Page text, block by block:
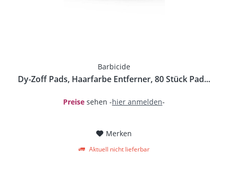
Barbicide
Dy-Zoff Pads, Haarfarbe Entferner, 80 Stück Pad...
Preise sehen -hier anmelden-
Merken
Aktuell nicht lieferbar